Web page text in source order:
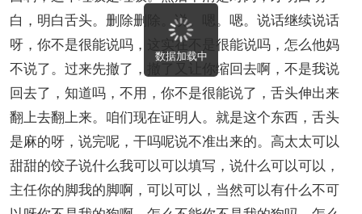
数据加载中
白，明白舌头。删除删除。说。嗯。嗯。说话继续说话
呀，你不是很能说吗，这实在不是很能说吗，怎么他妈
不说了。过来先撤了，撤了又让你缩回去啊，不是我说
回去了，知道吗，不用，你不是很能说了，舌头伸出来
翻上去翻上来。咱们现在证明人。就是这个东西，舌头
是麻的呀，说完呢，干吗呢说不准出来的。高太太可以
甜甜的饺子说什么我可以可以填写，说什么可以可以，
主任你的脚我的脚啊，可以可以，当然可以有什么不可